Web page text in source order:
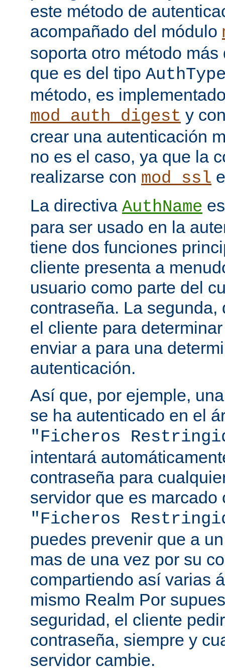
este método de
acompañado del módulo
soporta otro método
que es del tipo
método, es
mod_auth_digest y
crear una autenticación
no es el caso, ya que la
realizarse con mod_ssl
La directiva AuthName
para ser usado en la
tiene dos funciones
cliente presenta a
usuario como parte del
contraseña. La
el cliente para
enviar a para una
autenticación.
Así que, por ejemple,
se ha autenticado en el
"Ficheros
intentará
contraseña para
servidor que es marcado
"Ficheros
puedes prevenir que a
mas de una vez por su
compartiendo así varias
mismo Realm Por
seguridad, el cliente
contraseña, siempre y
servidor cambie.